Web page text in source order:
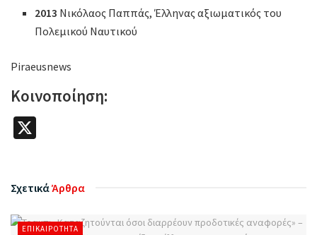
2013 Νικόλαος Παππάς, Έλληνας αξιωματικός του
Πολεμικού Ναυτικού
Piraeusnews
Κοινοποίηση:
ΣχετικάΆρθρα
ΕΠΙΚΑΙΡΌΤΗΤΑ